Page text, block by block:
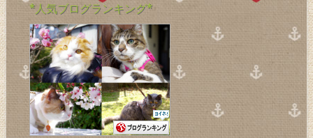
*人気ブログランキング*